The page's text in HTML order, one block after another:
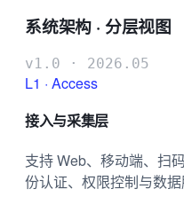
系统架构 · 分层视图
v1.0 · 2026.05
L1 · Access
接入与采集层
支持 Web、移动端、扫
份认证、权限控制与数据